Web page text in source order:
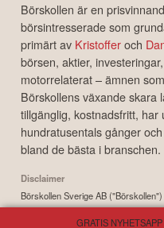
Börskollen är en
börsintresserade som
primärt av Kristofferoch
börsen, aktier,
motorrelaterat – ämnen
Börskollens växande skara
tillgänglig, kostnadsfritt,
hundratusentals gånger
bland de bästa i branschen.
Disclaimer
Börskollen Sverige AB
finansinspektionens tillsyn och ger
GRATIS NYHETSAPP